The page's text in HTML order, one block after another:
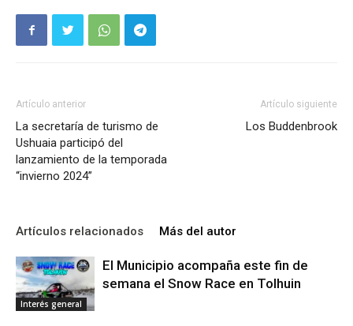
Artículo anterior
La secretaría de turismo de
Ushuaia participó del
lanzamiento de la temporada
“invierno 2024”
Artículo siguiente
Los Buddenbrook
Artículos relacionados Más del autor
Interés general
El Municipio acompaña este fin de
semana el Snow Race en Tolhuin